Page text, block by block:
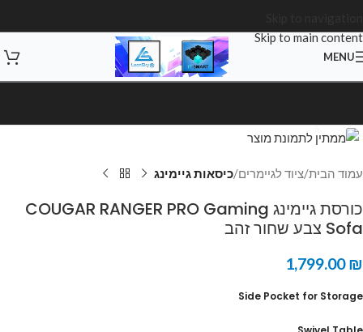
Skip to main content
MENU
עמוד הבית ציוד לגיימרים כיסאות גיימינג
כורסת גיימינג COUGAR RANGER PRO Gaming
Sofa צבע שחור זהב
1,799.00₪
Side Pocket for Storage